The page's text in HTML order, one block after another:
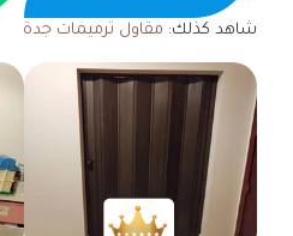
شاهد كذلك: مقاول ترميمات جدة